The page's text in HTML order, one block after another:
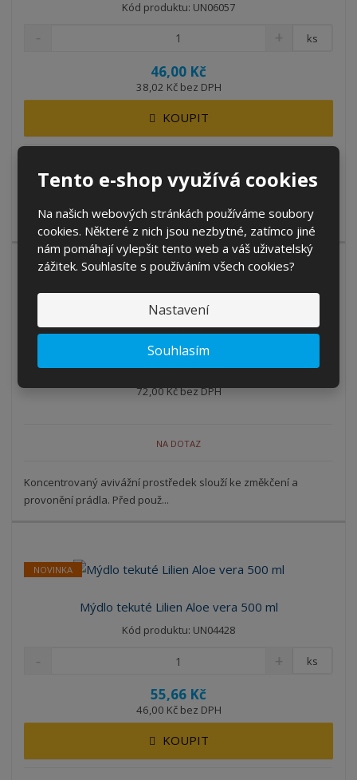
Tento e-shop využívá cookies
Na našich webových stránkách používáme soubory
cookies. Některé z nich jsou nezbytné, zatímco jiné
nám pomáhají vylepšit tento web a váš uživatelský
zážitek. Souhlasíte s používáním všech cookies?
Nastavení
Souhlasím
Kód produktu: UN06057
46,00 Kč
38,02 Kč bez DPH
ks
KOUPIT
Díky vyváženému složení z...
Aviváž Twister Silky Smooth 2l
Kód produktu: 8595196906189
72,00 Kč bez DPH
NA DOTAZ
Koncentrovaný avivážní prostředek slouží ke změkčení a
provonění prádla. Před použ...
NOVINKA
Mýdlo tekuté Lilien Aloe vera 500 ml
Kód produktu: UN04428
55,66 Kč
46,00 Kč bez DPH
ks
KOUPIT